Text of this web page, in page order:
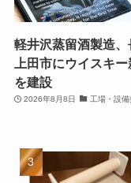
軽井沢蒸留酒製造、
上田市にウイスキ
を建設
2026年8月8日 工場・設備